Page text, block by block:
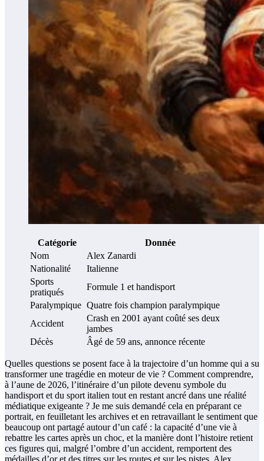
Catégorie
Donnée
Nom
Alex Zanardi
Nationalité
Italienne
Sports
pratiqués
Formule 1 et handisport
Paralympique Quatre fois champion paralympique
Accident
Crash en 2001 ayant coûté ses deux
jambes
Décès
Âgé de 59 ans, annonce récente
Quelles questions se posent face à la trajectoire d’un homme qui a su
transformer une tragédie en moteur de vie ? Comment comprendre,
à l’aune de 2026, l’itinéraire d’un pilote devenu symbole du
handisport et du sport italien tout en restant ancré dans une réalité
médiatique exigeante ? Je me suis demandé cela en préparant ce
portrait, en feuilletant les archives et en retravaillant le sentiment que
beaucoup ont partagé autour d’un café : la capacité d’une vie à
rebattre les cartes après un choc, et la manière dont l’histoire retient
ces figures qui, malgré l’ombre d’un accident, remportent des